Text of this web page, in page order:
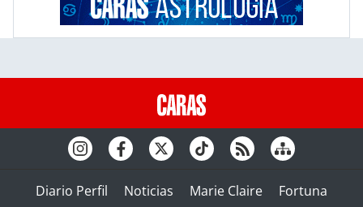
Diario Perfil Noticias Marie Claire
Fortuna